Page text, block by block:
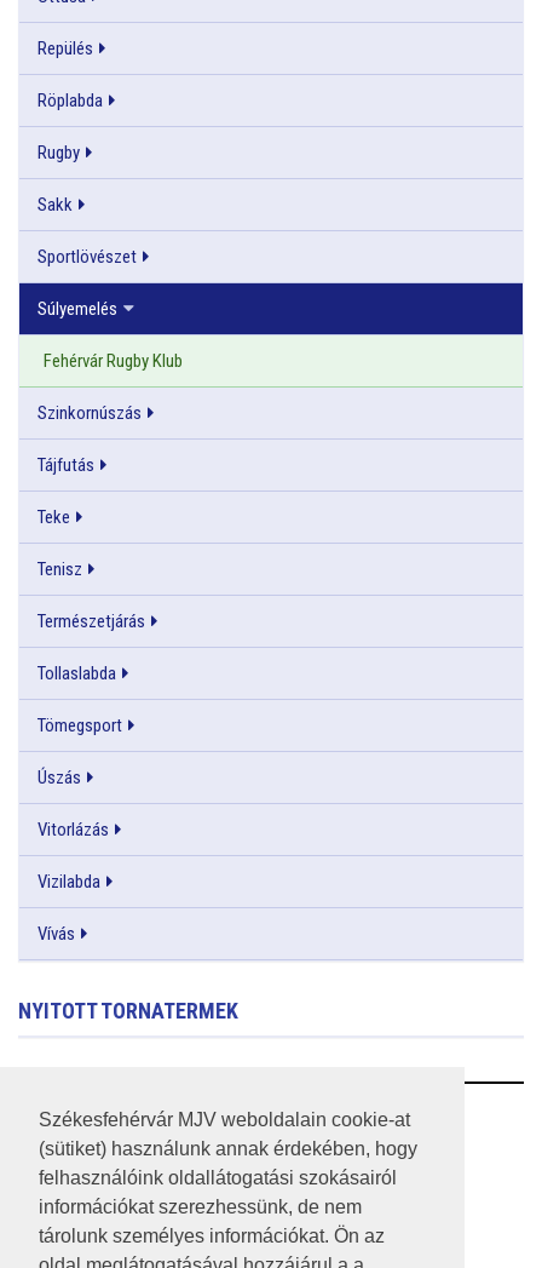
Székesfehérvár MJV weboldalain cookie-at
(sütiket) használunk annak érdekében, hogy
felhasználóink oldallátogatási szokásairól
információkat szerezhessünk, de nem
tárolunk személyes információkat. Ön az
Repülés
Röplabda
Rugby
Sakk
Sportlövészet
Súlyemelés
Fehérvár Rugby Klub
Szinkornúszás
Tájfutás
Teke
Tenisz
Természetjárás
Tollaslabda
Tömegsport
Úszás
Vitorlázás
Vizilabda
Vívás
NYITOTT TORNATERMEK
RSS
A HONLAP 2017.03.31-I ÁLLAPOTA
JOGI NYILATKOZAT
IMPRESSZUM